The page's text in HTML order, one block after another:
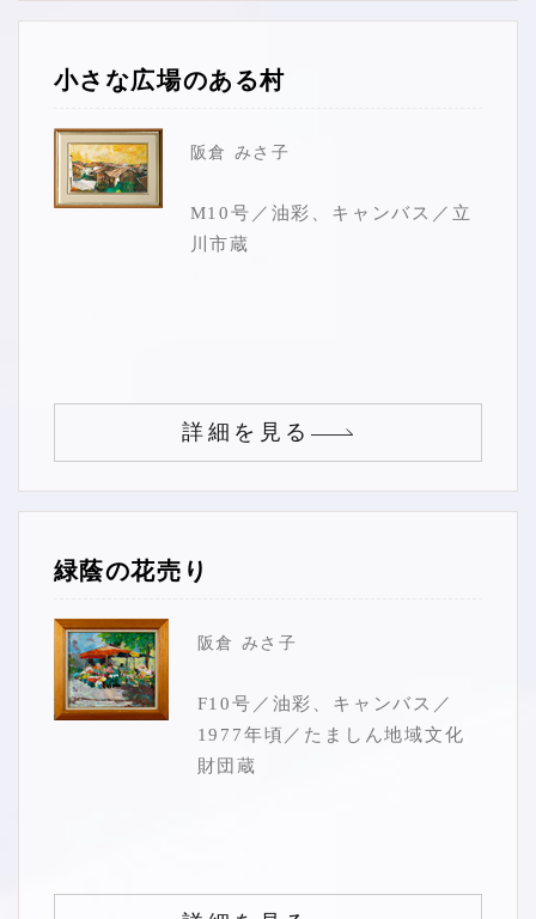
小さな広場のある村
阪倉 みさ子
M10号／油彩、キャンバス／立
川市蔵
詳細を見る
緑蔭の花売り
阪倉 みさ子
F10号／油彩、キャンバス／
1977年頃／たましん地域文化
財団蔵